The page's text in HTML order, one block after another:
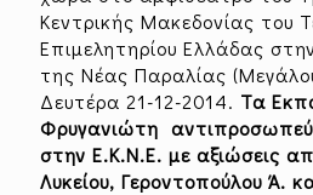
Κεντρικής Μακεδονίας του
Επιμελητηρίου Ελλάδας
της Νέας Παραλίας
Δευτέρα 21-12-2014. Τα
Φρυγανιώτη
στην Ε.Κ.Ν.Ε. με αξιώσεις
Λυκείου, Γεροντοπούλου Ά.